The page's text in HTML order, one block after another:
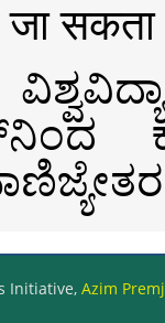
जा
Initiative, Azim